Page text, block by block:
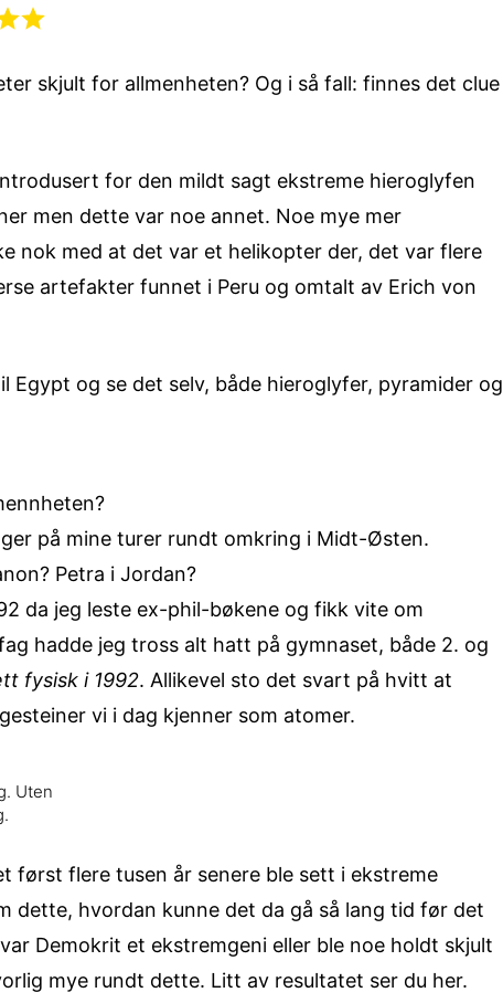
skjult for allmenheten? Og i så fall: finnes det clue
for den mildt sagt ekstreme hieroglyfen
men dette var noe annet. Noe mye mer
nok med at det var et helikopter der, det var flere
artefakter funnet i Peru og omtalt av Erich von
og se det selv, både hieroglyfer, pyramider og
på mine turer rundt omkring i Midt-Østen.
Petra i Jordan?
da jeg leste ex-phil-bøkene og fikk vite om
hadde jeg tross alt hatt på gymnaset, både 2. og
fysisk i 1992. Allikevel sto det svart på hvitt at
vi i dag kjenner som atomer.
Uten
først flere tusen år senere ble sett i ekstreme
dette, hvordan kunne det da gå så lang tid før det
Demokrit et ekstremgeni eller ble noe holdt skjult
mye rundt dette. Litt av resultatet ser du her.